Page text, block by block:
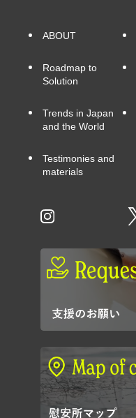
ABOUT
Roadmap to
Solution
Trends in Japan
and the World
Testimonies and
materials